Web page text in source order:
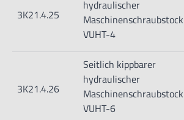
- Solide konstruiert zum Fräsen, Bohren
- Der Maschinenspannstock ist aus
- abgedeckte Spindel
- Schwenkbar nach rechts und links um
- ausgestattet mit Skala mit Graduierung
3K21.4.25
hydraulischer
Maschinenschraubstock
VUHT-4
3K21.4.26
Seitlich kippbarer
hydraulischer
Maschinenschraubstock
VUHT-6